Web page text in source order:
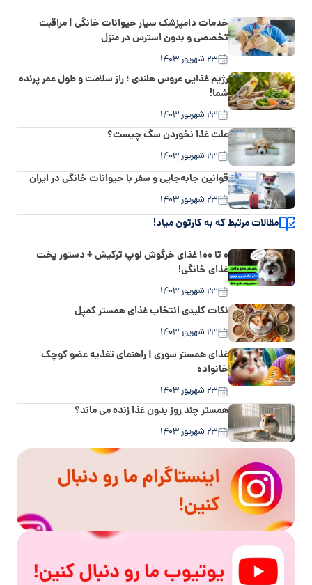
خدمات دامپزشک سیار حیوانات خانگی | مراقبت
تخصصی و بدون استرس در منزل
۲۳ شهریور ۱۴۰۳
رژیم غذایی عروس هلندی ؛ راز سلامت و طول عمر پرنده
شما!
۲۳ شهریور ۱۴۰۳
علت غذا نخوردن سگ چیست؟
۲۳ شهریور ۱۴۰۳
قوانین جابه‌جایی و سفر با حیوانات خانگی در ایران
۲۳ شهریور ۱۴۰۳
مقالات مرتبط که به کارتون میاد!
۰ تا ۱۰۰ غذای خرگوش لوپ ترکیش + دستور پخت
غذای خانگی!
۲۳ شهریور ۱۴۰۳
نکات کلیدی انتخاب غذای همستر کمپل
۲۳ شهریور ۱۴۰۳
غذای همستر سوری | راهنمای تغذیه عضو کوچک
خانواده
۲۳ شهریور ۱۴۰۳
همستر چند روز بدون غذا زنده می ماند؟
۲۳ شهریور ۱۴۰۳